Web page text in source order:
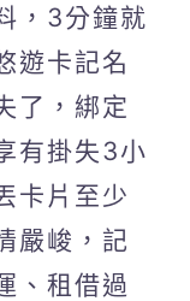
，3分鐘就
遊卡記名
了，綁定
有掛失3小
卡片至少
嚴峻，記
、租借過